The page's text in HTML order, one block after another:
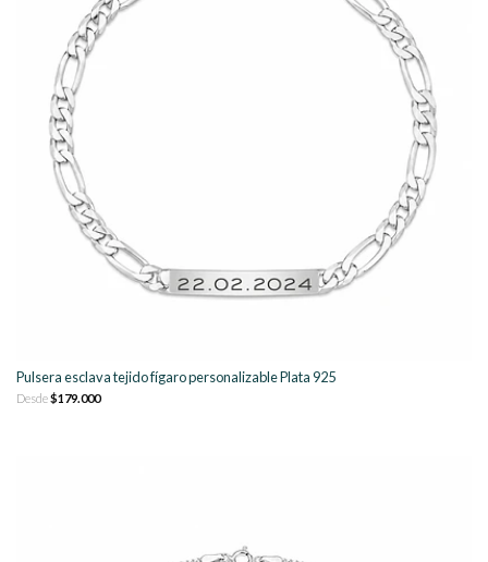
Pulsera esclava tejido fígaro personalizable Plata 925
Desde$179.000